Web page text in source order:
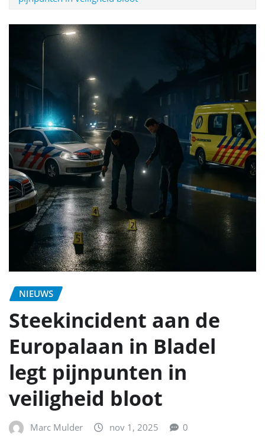
NIEUWS
Steekincident aan de
Europalaan in Bladel
legt pijnpunten in
veiligheid bloot
Marc Mulder nov 1, 2025 0